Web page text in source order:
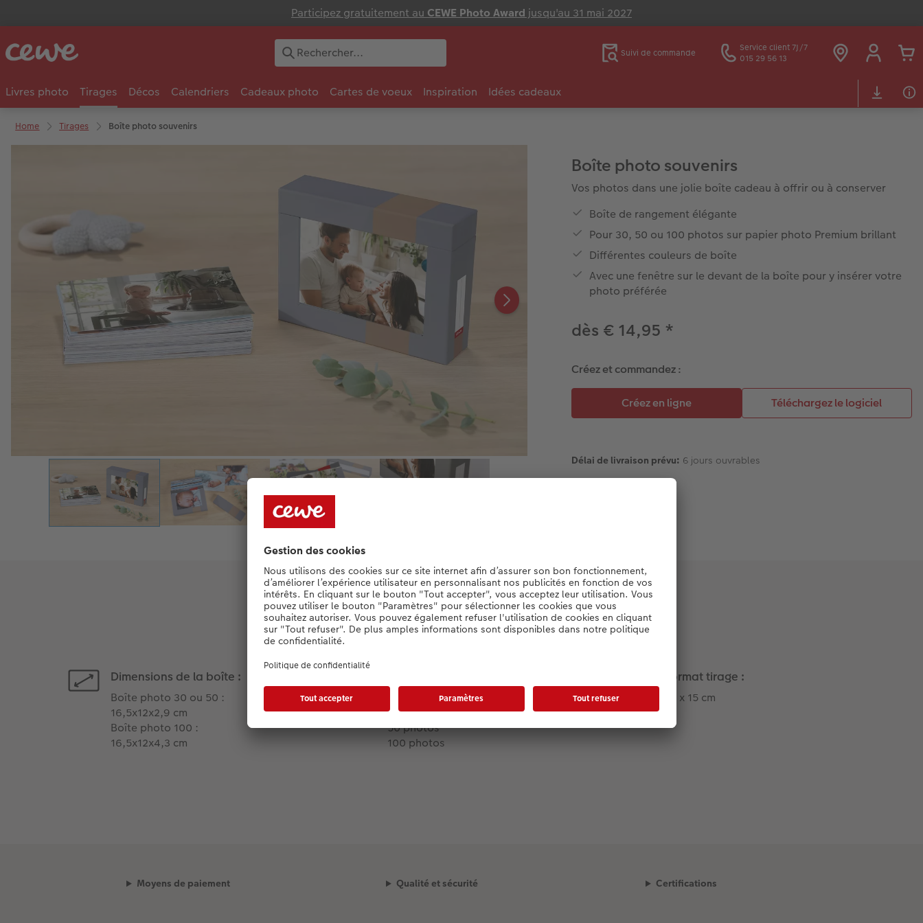
Participez gratuitement au CEWE Photo Award jusqu'au 31 mai 2027
Suivi de commande
Service client 7J/7
015 29 56 13
Livres photo Tirages Décos Calendriers Cadeaux photo Cartes de voeux Inspiration Idées cadeaux
Home Tirages Boîte photo souvenirs
Boîte photo souvenirs
Vos photos dans une jolie boîte cadeau à offrir ou à conserver
Boîte de rangement élégante
Pour 30, 50 ou 100 photos sur papier photo Premium brillant
Différentes couleurs de boîte
Avec une fenêtre sur le devant de la boîte pour y insérer votre
photo préférée
dès € 14,95 *
Créez et commandez :
Délai de livraison prévu: 6 jours ouvrables
Informations produit :
Dimensions de la boîte :
Boîte photo 30 ou 50 :
16,5x12x2,9 cm
Boîte photo 100 :
16,5x12x4,3 cm
30 photos
50 photos
100 photos
Format tirage :
10 x 15 cm
Moyens de paiement Qualité et sécurité Certifications